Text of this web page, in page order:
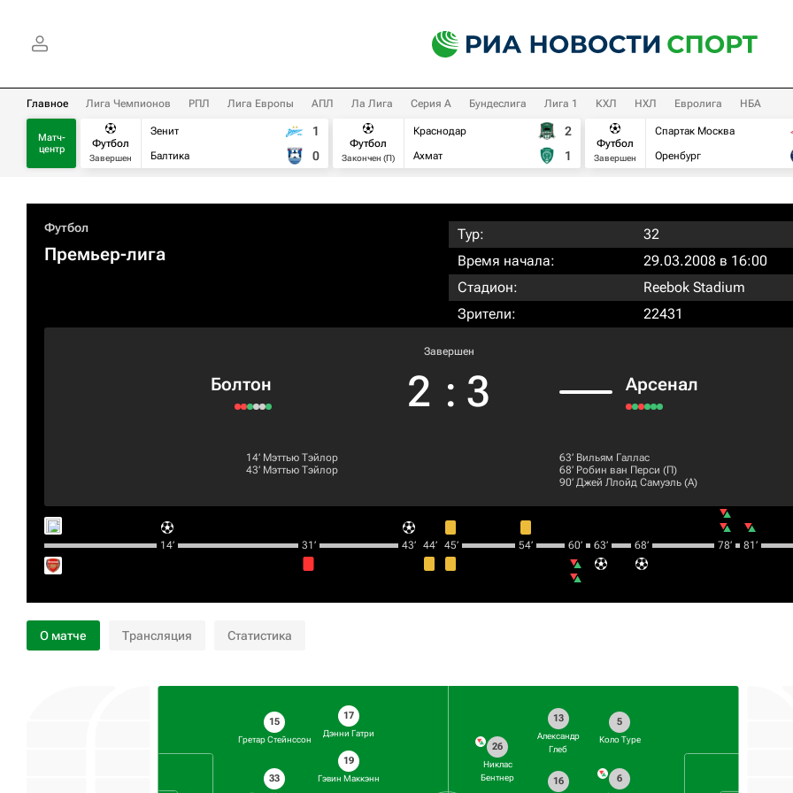
Главное Лига Чемпионов РПЛ Лига Европы АПЛ Ла Лига Серия А Бундеслига Лига 1 КХЛ НХЛ Евролига НБА
Матч-
центр
Футбол
Завершен
Зенит
Балтика
1
0
Футбол
Закончен (П)
Краснодар
Ахмат
2
1
Футбол
Завершен
Спартак Москва
Оренбург
Футбол
Премьер-лига
Тур:
32
Время начала:
29.03.2008 в 16:00
Стадион:
Reebok Stadium
Зрители:
22431
Болтон
Завершен
2 : 3 Арсенал
14‎’‎ Мэттью Тэйлор
43‎’‎ Мэттью Тэйлор
63‎’‎ Вильям Галлас
68‎’‎ Робин ван Перси (П)
90‎’‎ Джей Ллойд Самуэль (А)
14‎’‎ 31‎’‎ 43‎’‎ 44‎’‎ 45‎’‎ 54‎’‎ 60‎’‎ 63‎’‎ 68‎’‎ 78‎’‎ 81‎’‎
О матче Трансляция Статистика
15
Гретар Стейнссон
33
17
Дэнни Гатри
19
Гэвин Маккэнн
5
Коло Туре
6
13
Александр
Глеб
16
26
Никлас
Бентнер